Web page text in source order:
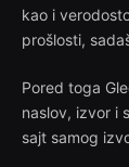
kao i
prošlosti,
Pored toga
naslov, izvor i
sajt samog